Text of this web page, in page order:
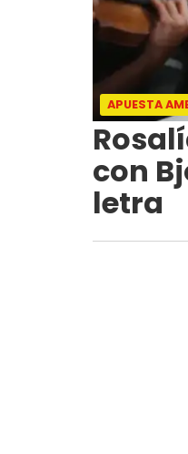
APUESTA
con
letra